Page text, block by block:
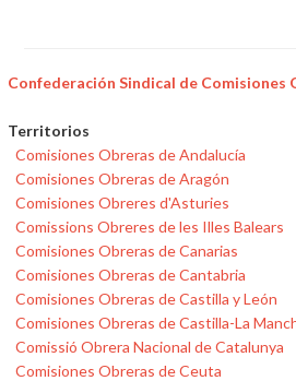
Confederación Sindical de Comisiones
Territorios
Comisiones Obreras de Andalucía
Comisiones Obreras de Aragón
Comisiones Obreres d'Asturies
Comissions Obreres de les Illes Balears
Comisiones Obreras de Canarias
Comisiones Obreras de Cantabria
Comisiones Obreras de Castilla y León
Comisiones Obreras de Castilla-La
Comissió Obrera Nacional de Catalunya
Comisiones Obreras de Ceuta